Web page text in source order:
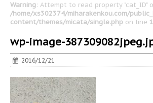
Warning: Attempt to read property "cat_ID"
/home/xs302374/miharakenkou.com/
content/themes/micata/single.php on line
wp-image-
2016/12/21